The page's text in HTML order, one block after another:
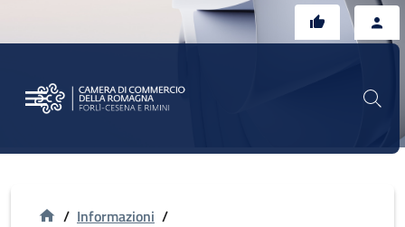
/ Informazioni /